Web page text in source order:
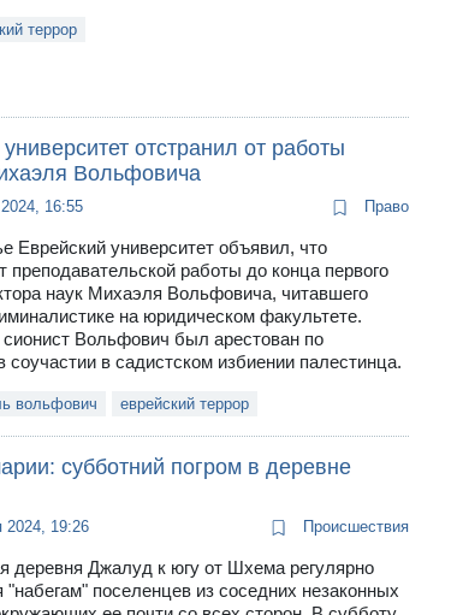
террор
отстранил от работы
Вольфовича
16:55 Право
Еврейский университет объявил, что
преподавательской работы до конца первого
наук Михаэля Вольфовича, читавшего
на юридическом факультете.
сионист Вольфович был арестован по
соучастии в садистском избиении палестинца.
вольфович еврейский террор
субботний погром в деревне
2024, 19:26 Происшествия
деревня Джалуд к югу от Шхема регулярно
"набегам" поселенцев из соседних незаконных